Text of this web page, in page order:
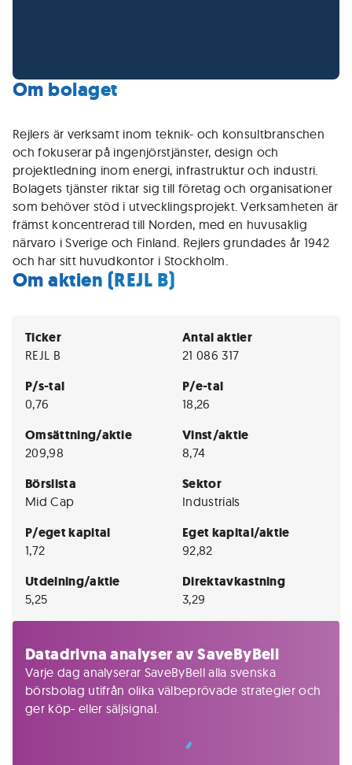
Om bolaget
Rejlers är verksamt inom teknik- och konsultbranschen
och fokuserar på ingenjörstjänster, design och
projektledning inom energi, infrastruktur och industri.
Bolagets tjänster riktar sig till företag och organisationer
som behöver stöd i utvecklingsprojekt. Verksamheten är
främst koncentrerad till Norden, med en huvusaklig
närvaro i Sverige och Finland. Rejlers grundades år 1942
och har sitt huvudkontor i Stockholm.
Om aktien (REJL B)
Ticker
REJL B
Antal aktier
21 086 317
P/s-tal
0,76
P/e-tal
18,26
Omsättning/aktie
209,98
Vinst/aktie
8,74
Börslista
Mid Cap
Sektor
Industrials
P/eget kapital
1,72
Eget kapital/aktie
92,82
Utdelning/aktie
5,25
Direktavkastning
3,29
Datadrivna analyser av SaveByBell
Varje dag analyserar SaveByBell alla svenska
börsbolag utifrån olika välbeprövade strategier och
ger köp- eller säljsignal.